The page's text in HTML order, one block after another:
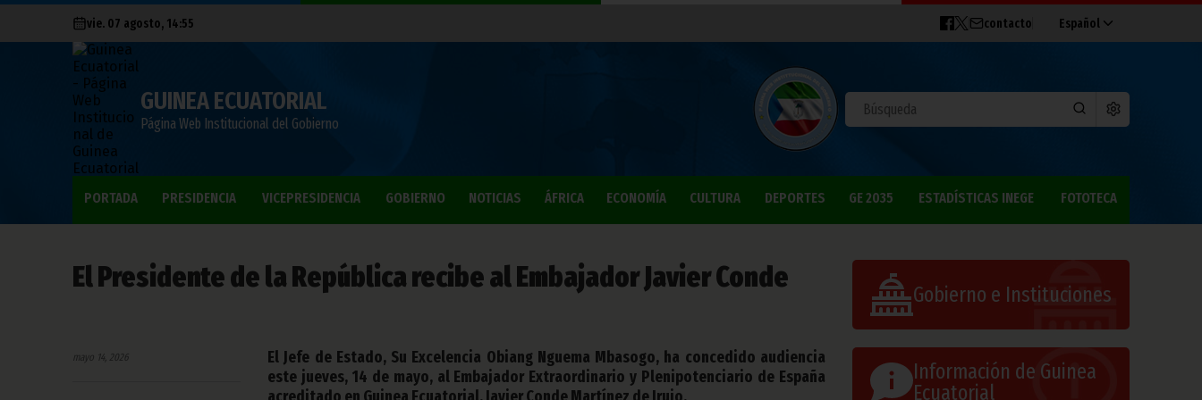
vie. 07 agosto, 14:55 contacto Español
GUINEA ECUATORIAL
Página Web Institucional del Gobierno
PORTADA PRESIDENCIA VICEPRESIDENCIA GOBIERNO NOTICIAS ÁFRICA ECONOMÍA CULTURA DEPORTES GE 2035 ESTADÍSTICAS INEGE FOTOTECA
El Presidente de la República recibe al Embajador Javier Conde
mayo 14, 2026
El Jefe de Estado, Su Excelencia Obiang Nguema Mbasogo, ha concedido audiencia
este jueves, 14 de mayo, al Embajador Extraordinario y Plenipotenciario de España
Gobierno e Instituciones
Información de Guinea
Ecuatorial